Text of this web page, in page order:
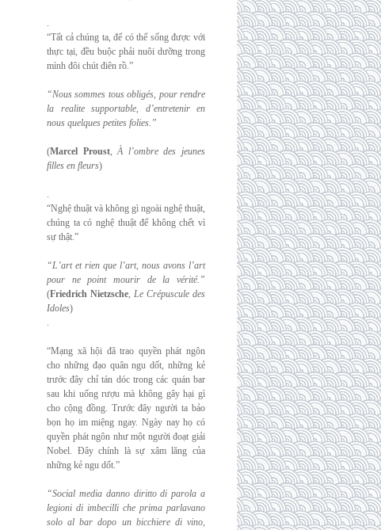
.
“Tất cả chúng ta, để có thể sống được với
thực tại, đều buộc phải nuôi dưỡng trong
mình đôi chút điên rồ.”
“Nous sommes tous obligés, pour rendre
la realite supportable, d’entretenir en
nous quelques petites folies.”
(Marcel Proust,À l’ombre des jeunes
filles en fleurs)
.
“Nghệ thuật và không gì ngoài nghệ thuật,
chúng ta có nghệ thuật để không chết vì
sự thật.”
“L’art et rien que l’art, nous avons l’art
pour ne point mourir de la vérité.”
(Friedrich Nietzsche, Le Crépuscule des
Idoles)
.
“Mạng xã hội đã trao quyền phát ngôn
cho những đạo quân ngu dốt, những kẻ
trước đây chỉ tán dóc trong các quán bar
sau khi uống rượu mà không gây hại gì
cho cộng đồng. Trước đây người ta bảo
bọn họ im miệng ngay. Ngày nay họ có
quyền phát ngôn như một người đoạt giải
Nobel. Đây chính là sự xâm lăng của
những kẻ ngu dốt.”
“Social media danno diritto di parola a
legioni di imbecilli che prima parlavano
solo albar dopo un bicchiere di vino,